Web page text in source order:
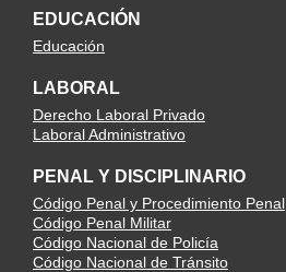
EDUCACIÓN
Educación
LABORAL
Derecho Laboral Privado
Laboral Administrativo
PENAL Y DISCIPLINARIO
Código Penal y Procedimiento Penal
Código Penal Militar
Código Nacional de Policía
Código Nacional de Tránsito